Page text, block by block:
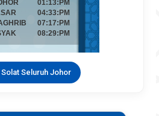
Solat Seluruh Johor